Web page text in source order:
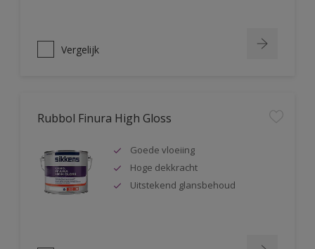
Vergelijk
Rubbol Finura High Gloss
Goede vloeiing
Hoge dekkracht
Uitstekend glansbehoud